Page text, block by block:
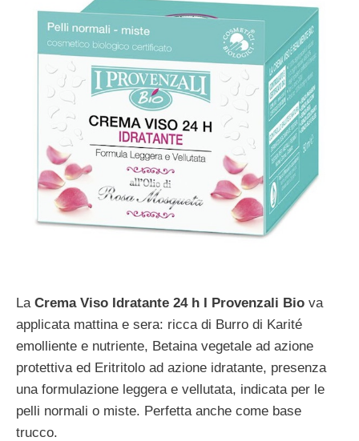
La Crema Viso Idratante 24 h I Provenzali Bio va
applicata mattina e sera: ricca di Burro di Karité
emolliente e nutriente, Betaina vegetale ad azione
protettiva ed Eritritolo ad azione idratante, presenza
una formulazione leggera e vellutata, indicata per le
pelli normali o miste. Perfetta anche come base
trucco.